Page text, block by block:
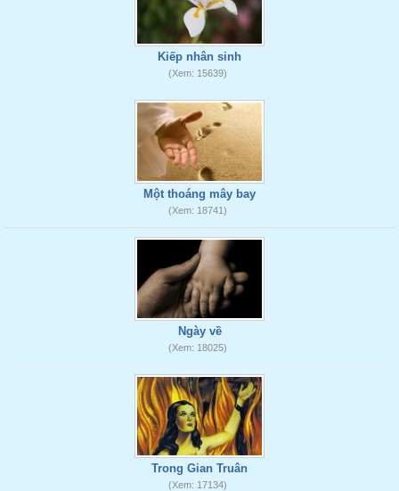
Kiếp nhân sinh
(Xem: 15639)
Một thoáng mây bay
(Xem: 18741)
Ngày về
(Xem: 18025)
Trong Gian Truân
(Xem: 17134)